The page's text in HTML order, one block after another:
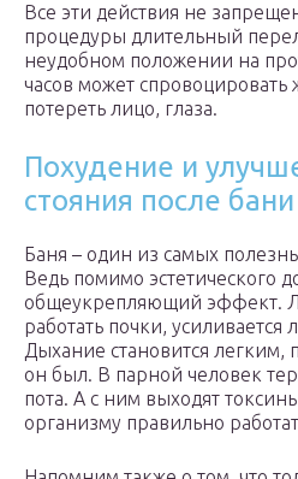
Все эти действия не
процедуры длительный
неудобном положении на
часов может
потереть лицо, глаза.
Похудение и
стояния после бани
Баня – один из самых
Ведь помимо эстетического
общеукрепляющий эффект.
работать почки,
Дыхание становится легким,
он был. В парной человек
пота. А с ним выходят
организму правильно